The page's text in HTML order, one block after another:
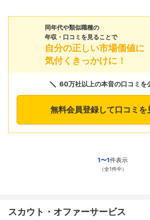
同年代や類似職種の
年収・口コミを見ることで
自分の正しい市場価値に
気付くきっかけに！
60万社以上の本音の口コミを
無料会員登録して口コミを
1〜1件表示
（全1件中）
スカウト・オファーサービス